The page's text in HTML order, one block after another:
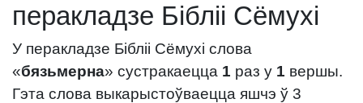
перакладзе Бібліі Сёмухі
У перакладзе Бібліі Сёмухі слова
«бязьмерна» сустракаецца 1 раз у 1 вершы.
Гэта слова выкарыстоўваецца яшчэ ў 3